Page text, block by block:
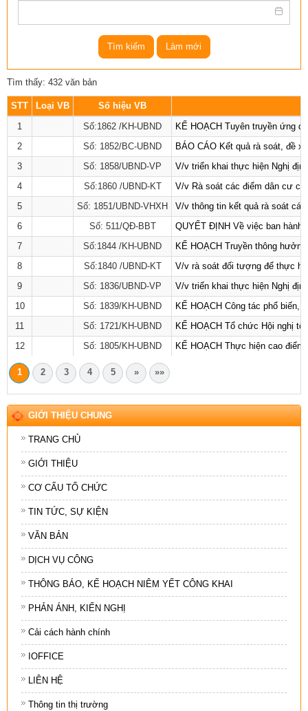
Tìm kiếm Làm mới
Tìm thấy: 432 văn bản
STT Loại VB
Số hiệu VB
1
Số:1862 /KH-UBND
KẾ HOẠCH Tuyên truyền ứng
2
Số: 1852/BC-UBND
BÁO CÁO Kết quả rà soát, đề
3
Số: 1858/UBND-VP
V/v triển khai thực hiện Nghị
4
Số:1860 /UBND-KT
V/v Rà soát các điểm dân cư
5
Số: 1851/UBND-VHXH
V/v thông tin kết quả rà soát
6
Số: 511/QĐ-BBT
QUYẾT ĐỊNH Về việc ban
7
Số:1844 /KH-UBND
KẾ HOẠCH Truyền thông
8
Số:1840 /UBND-KT
V/v rà soát đối tượng để thực
9
Số: 1836/UBND-VP
V/v triển khai thực hiện Nghị
10
Số: 1839/KH-UBND
KẾ HOẠCH Công tác phổ biến,
11
Số: 1721/KH-UBND
KẾ HOẠCH Tổ chức Hội nghị
12
Số: 1805/KH-UBND KẾ HOẠCH Thực hiện cao
1 2 3 4 5 » »»
GIỚI THIỆU CHUNG
TRANG CHỦ
GIỚI THIỆU
CƠ CẤU TỔ CHỨC
TIN TỨC, SỰ KIỆN
VĂN BẢN
DỊCH VỤ CÔNG
THÔNG BÁO, KẾ HOẠCH NIÊM YẾT CÔNG KHAI
PHẢN ÁNH, KIẾN NGHỊ
Cải cách hành chính
IOFFICE
LIÊN HỆ
Thông tin thị trường